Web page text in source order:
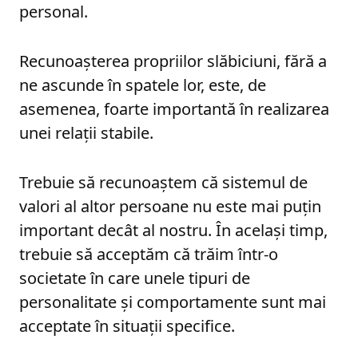
personal.
Recunoașterea propriilor slăbiciuni, fără a
ne ascunde în spatele lor, este, de
asemenea, foarte importantă în realizarea
unei relații stabile.
Trebuie să recunoaștem că sistemul de
valori al altor persoane nu este mai puțin
important decât al nostru. În același timp,
trebuie să acceptăm că trăim într-o
societate în care unele tipuri de
personalitate și comportamente sunt mai
acceptate în situații specifice.